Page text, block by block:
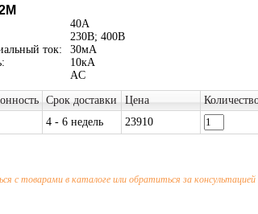
40А
230В; 400В
ток:
30мА
10кА
AC
Срок доставки Цена
4 - 6 недель 23910
с товарами в каталоге или обратиться за